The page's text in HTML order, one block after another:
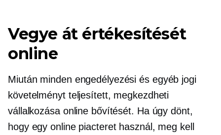
Vegye át értékesítését
online
Miután minden engedélyezési és egyéb jogi
követelményt teljesített, megkezdheti
vállalkozása online bővítését. Ha úgy dönt,
hogy egy online piacteret használ, meg kell